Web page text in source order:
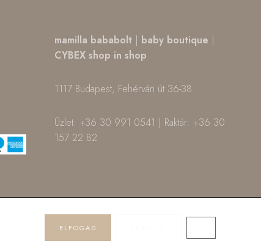
mamilla bababolt | baby boutique |
CYBEX shop in shop
1117 Budapest, Fehérvári út 36-38.
Üzlet: +36 30 991 0541 | Raktár: +36 30
157 22 82
ELFOGAD